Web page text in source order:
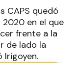
CAPS quedó
en el que
frente a la
de lado la
Irigoyen.